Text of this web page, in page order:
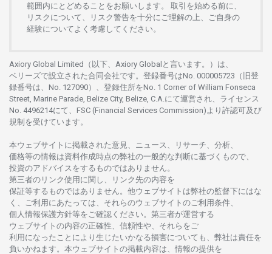
範囲内にとどめることをお願いします 。 取引を始める前に、
リスクについて、
リスク警告を十分に ご理解の 上、 ご自身の
経験について よく 考慮してください。
Axiory Global Limited（以下、Axiory Globalと言います。）は、
ベリーズで設立さ れた合同会社です。 登録番号はNo. 000005723（旧登
録番号は、No. 127090）、 登録住所をNo. 1 Corner of William Fonseca
Street, Marine Parade, Belize City, Belize, C.A.にて運営さ れ、 ライセンス
No. 4496214にて、FSC (Financial Services Commission)より 許認可及び
規制を受けています。
本ウェブサイトに掲載さ れた意見、ニュース、リサーチ、分析、
価格等の情報は資料作成時点の弊社の一般的な判断に基づくもので、
投資のアドバイスをするものではありません。
第三者の リンク使用に関し、 リンク先の内容を
保証等するものではありません。 他ウェブサイトは弊社の監督下にはな
く、
ご利用に あたっては、 それらのウェブサイトの ご利用条件、
個人情報保護方針等を ご確認ください。 第三者が運営する
ウェブサイトの内容の正確性、信頼性や、それらをご
利用になったことにより 生じたいかなる損害についても、 弊社は責任を
負いかね ます。 本ウェブサイトの掲載内容は、 情報の提供を